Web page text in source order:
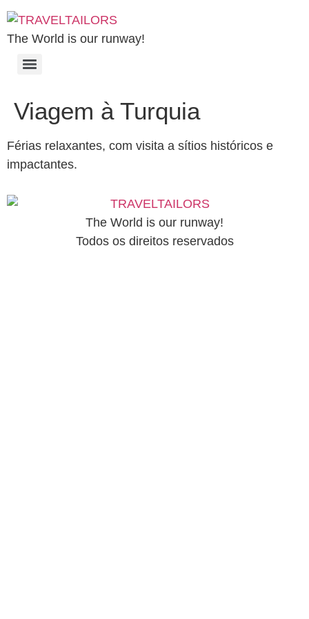
The World is our runway!
Viagem à Turquia
Férias relaxantes, com visita a sítios históricos e
impactantes.
The World is our runway!
Todos os direitos reservados